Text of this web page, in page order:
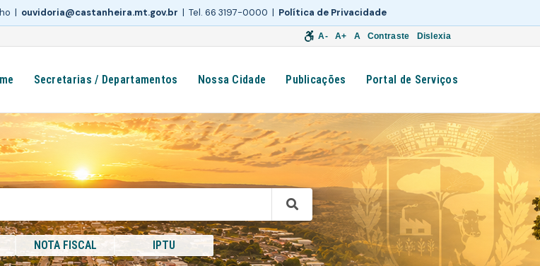
| ouvidoria@castanheira.mt.gov.br | Tel. 66 3197-0000 | Política de Privacidade
A- A+ A Contraste Dislexia
Secretarias / Departamentos Nossa Cidade Publicações Portal de Serviços
NOTA FISCAL IPTU